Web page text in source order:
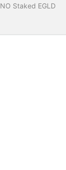
Staked EGLD